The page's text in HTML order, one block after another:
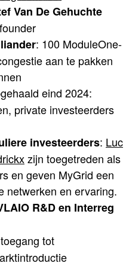
Van De Gehuchte
: 100 ModuleOne-
aan te pakken
eind 2024:
private investeerders
investeerders: Luc
zijn toegetreden als
en geven MyGrid een
netwerken en ervaring.
R&D en Interreg
tot